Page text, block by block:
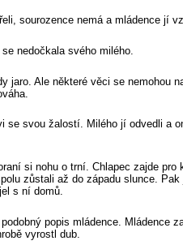
sourozence nemá a mládence jí
nedočkala svého milého.
jaro. Ale některé věci se nemohou
se svou žalostí. Milého jí odvedli a
si nohu o trní. Chlapec zajde pro
zůstali až do západu slunce. Pak
s ní domů.
popis mládence. Mládence
vyrostl dub.